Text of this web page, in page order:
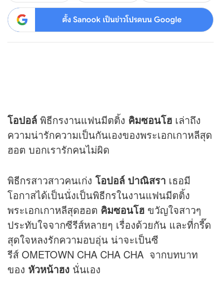
ตั้ง Sanook เป็นข่าวโปรดบน Google
โอปอล์ พิธีกรงานแฟนมีตติ้ง คิมซอนโฮ เล่าถึง
ความน่ารักความเป็นกันเองของพระเอกเกาหลีสุด
ฮอต บอกเรารักคนไม่ผิด
พิธีกรสาวสาวคนเก่ง โอปอล์ ปาณิสรา เธอมี
โอกาสได้เป็นนั่งเป็นพิธีกรในงานแฟนมีตติ้ง
พระเอกเกาหลีสุดฮอต คิมซอนโฮ ขวัญใจสาวๆ
ประทับใจจากซีรีส์หลายๆ เรื่องด้วยกัน และที่กรี๊ด
สุดใจหลงรักความอบอุ่น น่าจะเป็นซี
รีส์ OMETOWN CHA CHA CHA จากบทบาท
ของ หัวหน้าฮง นั่นเอง